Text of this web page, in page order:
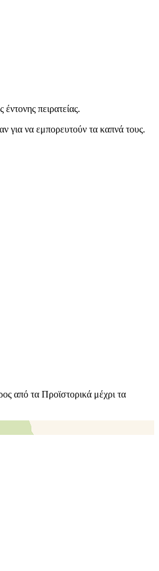
πειρατείας.
για να εμπορευτούν τα καπνά τους.
από τα Προϊστορικά μέχρι τα